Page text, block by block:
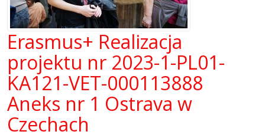
Erasmus+ Realizacja
projektu nr 2023-1-PL01-
KA121-VET-000113888
Aneks nr 1 Ostrava w
Czechach